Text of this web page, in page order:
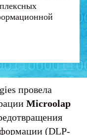
провела
Microolap
(DLP-